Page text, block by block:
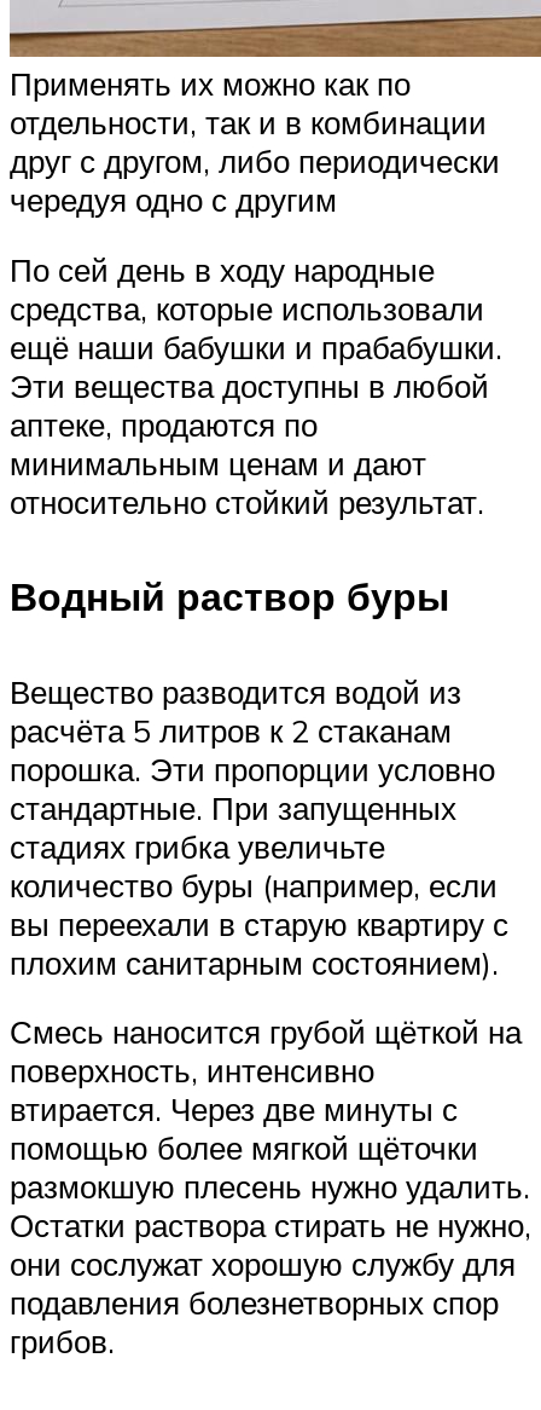
Применять их можно как по
отдельности, так и в комбинации
друг с другом, либо периодически
чередуя одно с другим
По сей день в ходу народные
средства, которые использовали
ещё наши бабушки и прабабушки.
Эти вещества доступны в любой
аптеке, продаются по
минимальным ценам и дают
относительно стойкий результат.
Водный раствор буры
Вещество разводится водой из
расчёта 5 литров к 2 стаканам
порошка. Эти пропорции условно
стандартные. При запущенных
стадиях грибка увеличьте
количество буры (например, если
вы переехали в старую квартиру с
плохим санитарным состоянием).
Смесь наносится грубой щёткой на
поверхность, интенсивно
втирается. Через две минуты с
помощью более мягкой щёточки
размокшую плесень нужно удалить.
Остатки раствора стирать не нужно,
они сослужат хорошую службу для
подавления болезнетворных спор
грибов.